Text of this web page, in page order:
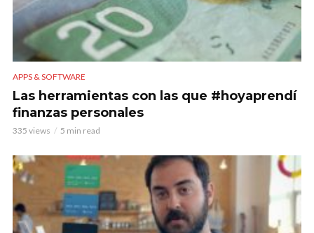
APPS & SOFTWARE
Las herramientas con las que #hoyaprendí
finanzas personales
335 views 5 min read